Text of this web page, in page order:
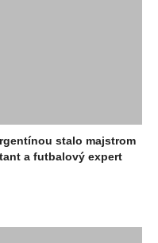
stalo majstrom
a futbalový expert